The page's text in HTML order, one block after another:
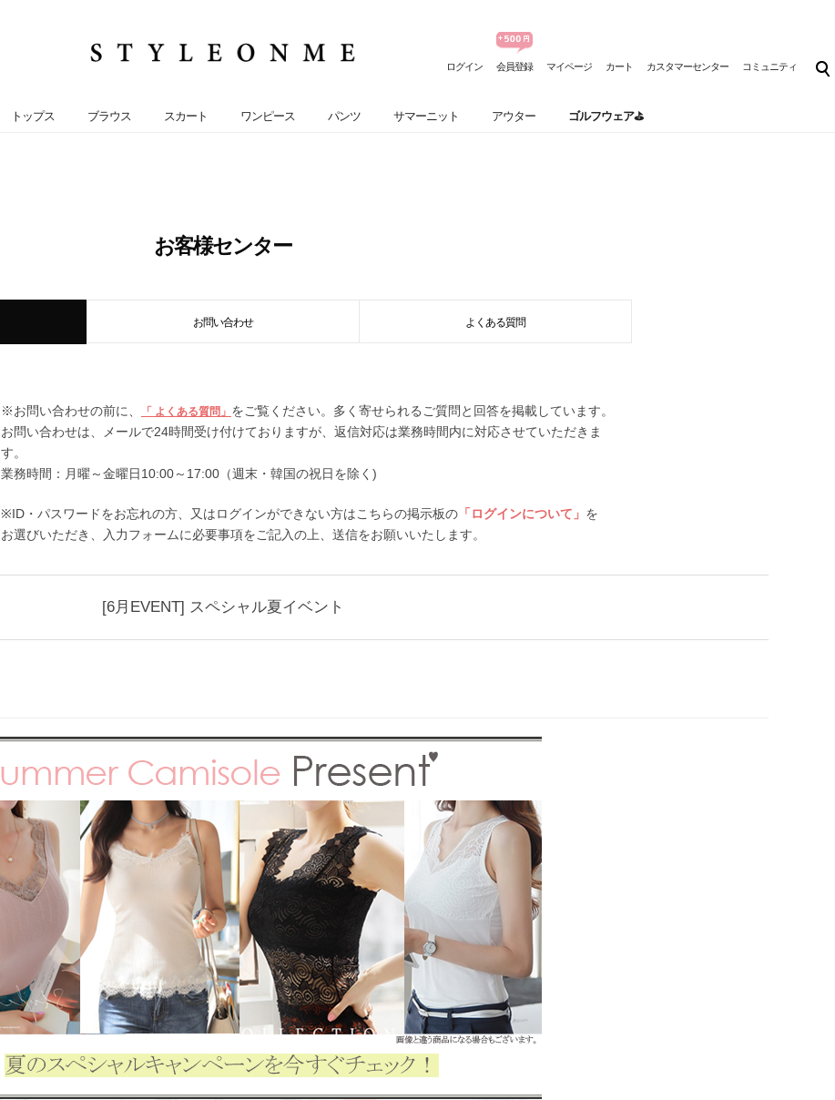
ログイン 会員登録 マイページ カート カスタマーセンター コミュニティ
トップス ブラウス スカート ワンピース パンツ サマーニット アウター ゴルフウェア⛳
お客様センター
お問い合わせ よくある質問
※お問い合わせの前に、 「 よくある質問」 をご覧ください。多く寄せられるご質問と回答を掲載しています。
お問い合わせは、メールで24時間受け付けておりますが、返信対応は業務時間内に対応させていただきま
す。
業務時間：月曜～金曜日10:00～17:00（週末・韓国の祝日を除く)
※ID・パスワードをお忘れの方、又はログインができない方はこちらの掲示板の 「ログインについて」 を
お選びいただき、入力フォームに必要事項をご記入の上、送信をお願いいたします。
[6月EVENT] スペシャル夏イベント